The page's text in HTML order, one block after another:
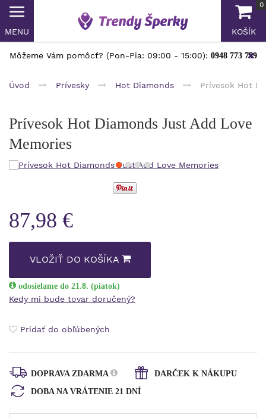
MENU
0
KOŠÍK
Môžeme Vám pomôcť? (Pon-Pia: 09:00 - 15:00): 0948 773 759
Úvod Prívesky Hot Diamonds Prívesok Hot
Prívesok Hot Diamonds Just Add Love
Memories
87,98 €
VLOŽIŤ DO KOŠÍKA
odosielame do 21.8. (piatok)
Kedy mi bude tovar doručený?
Pridať do obľúbených
DOPRAVA ZDARMA DARČEK K NÁKUPU
DOBA NA VRÁTENIE 21 DNÍ